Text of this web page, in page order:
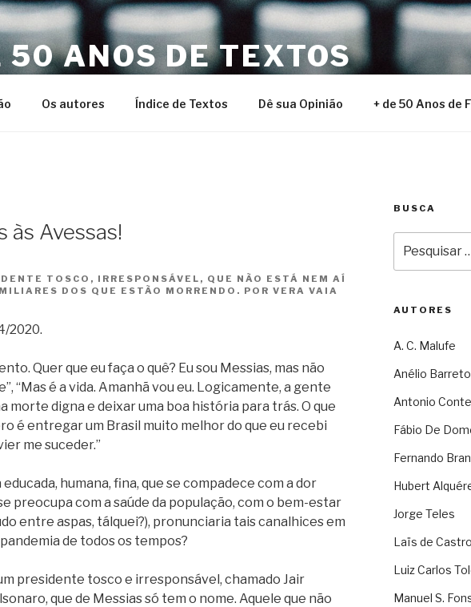
50 ANOS DE TEXTOS
Os autores Índice de Textos Dê sua Opinião + de 50 Anos de
às Avessas!
TOSCO, IRRESPONSÁVEL, QUE NÃO ESTÁ NEM AÍ
DOS QUE ESTÃO MORRENDO. POR VERA VAIA
2020.
Quer que eu faça o quê? Eu sou Messias, mas não
“Mas é a vida. Amanhã vou eu. Logicamente, a gente
morte digna e deixar uma boa história para trás. O que
é entregar um Brasil muito melhor do que eu recebi
me suceder.”
educada, humana, fina, que se compadece com a dor
preocupa com a saúde da população, com o bem-estar
entre aspas, tálquei?), pronunciaria tais canalhices em
de todos os tempos?
presidente tosco e irresponsável, chamado Jair
que de Messias só tem o nome. Aquele que não
BUSCA
por:
AUTORES
A. C. Malufe
Anélio Barreto
Antonio
Fábio De
Fernando
Hubert
Jorge Teles
Laïs de Castro
Luiz Carlos
Manuel S.